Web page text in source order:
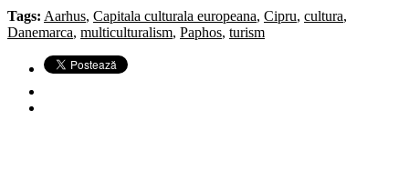
Tags: Aarhus, Capitala culturala europeana, Cipru, cultura,
Danemarca, multiculturalism, Paphos, turism